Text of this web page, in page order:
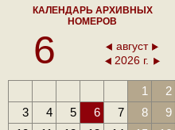
КАЛЕНДАРЬ АРХИВНЫХ
НОМЕРОВ
6
август
2026 г.
1
2
3
4 5 6 7 8
9